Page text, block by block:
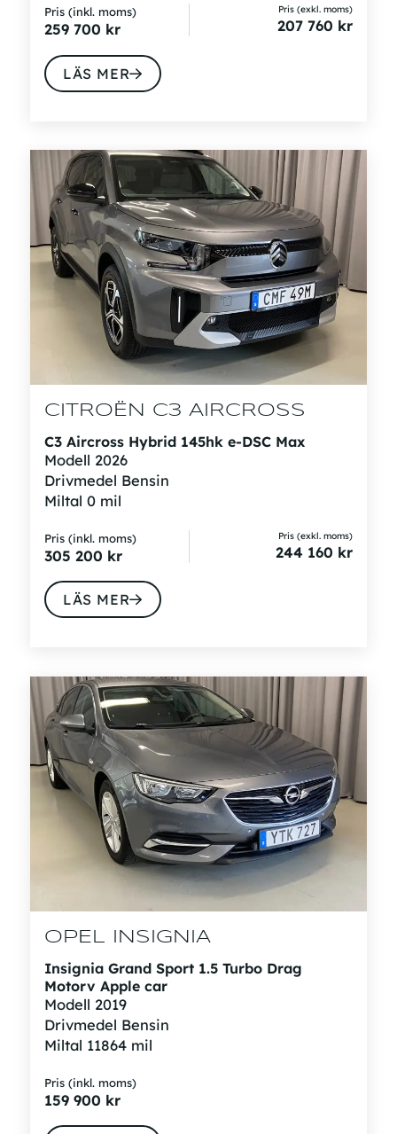
Pris (inkl. moms)
259 700 kr
Pris (exkl. moms)
207 760 kr
LÄS MER
CITROËN C3 AIRCROSS
C3 Aircross Hybrid 145hk e-DSC Max
Modell 2026
Drivmedel Bensin
Miltal 0 mil
Pris (inkl. moms)
305 200 kr
Pris (exkl. moms)
244 160 kr
LÄS MER
OPEL INSIGNIA
Insignia Grand Sport 1.5 Turbo Drag
Motorv Apple car
Modell 2019
Drivmedel Bensin
Miltal 11864 mil
Pris (inkl. moms)
159 900 kr